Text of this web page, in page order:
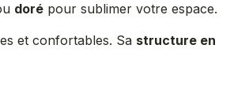
doré pour sublimer votre espace.
et confortables. Sa structure en